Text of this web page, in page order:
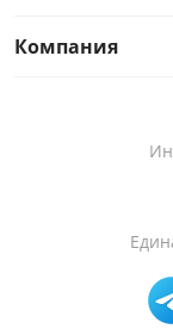
Компания